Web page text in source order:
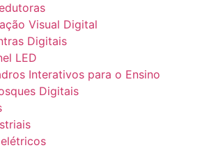
Visual Digital
Digitais
LED
Interativos para o Ensino
Digitais